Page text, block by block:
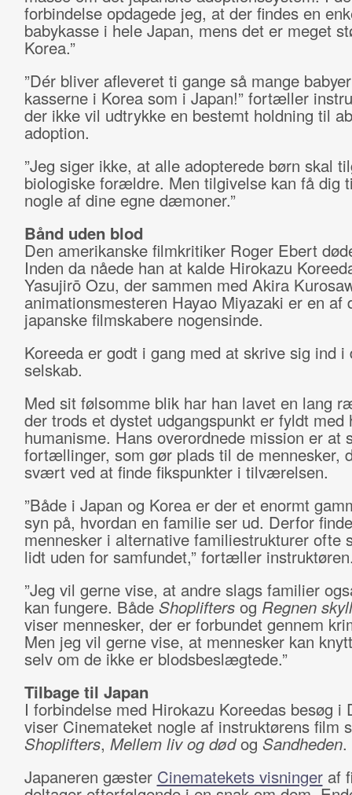
forbindelse opdagede jeg, at der findes en
babykasse i hele Japan, mens det er meget
Korea.”
”Dér bliver afleveret ti gange så mange
kasserne i Korea som i Japan!” fortæller
der ikke vil udtrykke en bestemt holdning til
adoption.
”Jeg siger ikke, at alle adopterede børn skal
biologiske forældre. Men tilgivelse kan få dig
nogle af dine egne dæmoner.”
Bånd uden blod
Den amerikanske filmkritiker Roger Ebert
Inden da nåede han at kalde Hirokazu
Yasujirō Ozu, der sammen med Akira
animationsmesteren Hayao Miyazaki er en af
japanske filmskabere nogensinde.
Koreeda er godt i gang med at skrive sig ind i
selskab.
Med sit følsomme blik har han lavet en lang
der trods et dystet udgangspunkt er fyldt med
humanisme. Hans overordnede mission er at
fortællinger, som gør plads til de mennesker,
svært ved at finde fikspunkter i tilværelsen.
”Både i Japan og Korea er der et enormt
syn på, hvordan en familie ser ud. Derfor
mennesker i alternative familiestrukturer ofte
lidt uden for samfundet,” fortæller
”Jeg vil gerne vise, at andre slags familier
kan fungere. Både Shopliftersog Regnen
viser mennesker, der er forbundet gennem
Men jeg vil gerne vise, at mennesker kan
selv om de ikke er blodsbeslægtede.”
Tilbage til Japan
I forbindelse med Hirokazu Koreedas besøg i
viser Cinemateket nogle af instruktørens film
Shoplifters, Mellem liv og dødog Sandheden.
Japaneren gæster Cinematekets visningeraf